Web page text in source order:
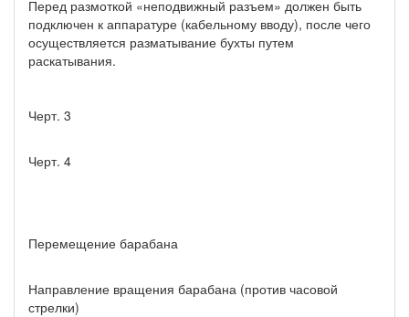
Перед размоткой «неподвижный разъем» должен быть
подключен к аппа­ратуре (кабельному вводу), после чего
осуществляется разматывание бухты пу­тем
раскатывания.
Черт. 3
Черт. 4
Перемещение барабана
Направление вращения барабана (против часовой
стрелки)